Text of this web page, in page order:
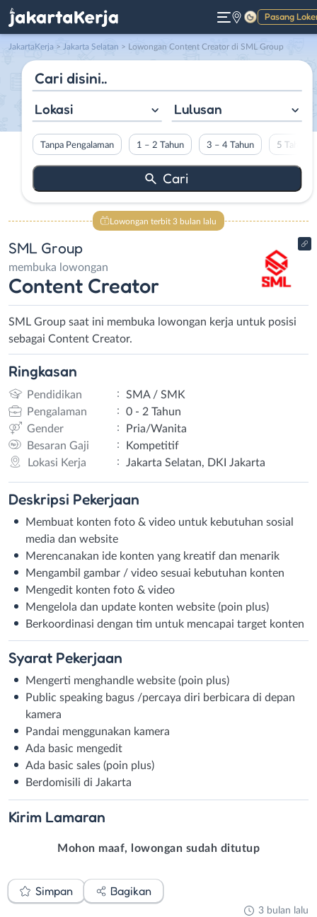
Pasang
Gelap
JakartaKerja > Jakarta Selatan > Lowongan Content Creator di SML Group
Lokasi Lulusan
Tanpa Pengalaman 1 – 2 Tahun 3 – 4 Tahun 5 Tahun
Lowongan terbit 3 bulan lalu
SML Group
membuka lowongan
Content Creator
SML Group saat ini membuka lowongan kerja untuk posisi
sebagai Content Creator.
Ringkasan
Pendidikan :
SMA / SMK
Pengalaman
:
0 - 2 Tahun
Gender
:
Pria/Wanita
Besaran Gaji
:
Kompetitif
Lokasi Kerja
: Jakarta Selatan, DKI Jakarta
Deskripsi Pekerjaan
Membuat konten foto & video untuk kebutuhan sosial
media dan website
Merencanakan ide konten yang kreatif dan menarik
Mengambil gambar / video sesuai kebutuhan konten
Mengedit konten foto & video
Mengelola dan update konten website (poin plus)
Berkoordinasi dengan tim untuk mencapai target konten
Syarat Pekerjaan
Mengerti menghandle website (poin plus)
Public speaking bagus /percaya diri berbicara di depan
kamera
Pandai menggunakan kamera
Ada basic mengedit
Ada basic sales (poin plus)
Berdomisili di Jakarta
Kirim Lamaran
Mohon maaf, lowongan sudah ditutup
Simpan Bagikan
3 bulan lalu